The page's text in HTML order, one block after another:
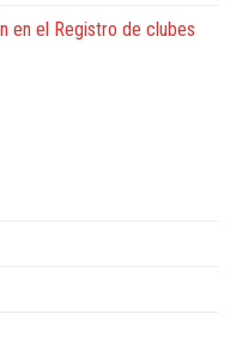
en el Registro de clubes